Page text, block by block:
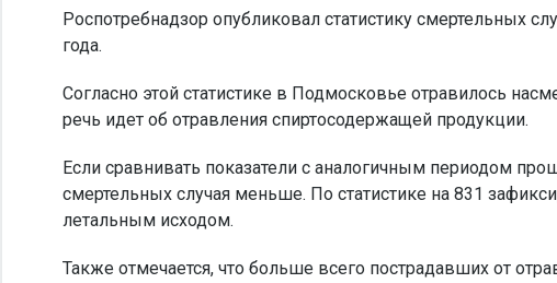
Роспотребнадзор опубликовал статистику смертельных
года.
Согласно этой статистике в Подмосковье отравилось
речь идет об отравления спиртосодержащей продукции.
Если сравнивать показатели с аналогичным периодом
смертельных случая меньше. По статистике на 831
летальным исходом.
Также отмечается, что больше всего пострадавших от